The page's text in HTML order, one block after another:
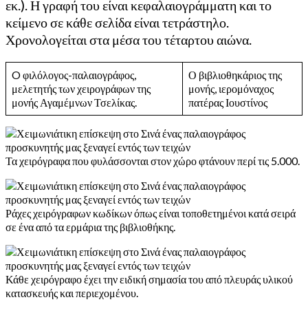
εκ.). Η γραφή του είναι κεφαλαιογράμματη και το
κείμενο σε κάθε σελίδα είναι τετράστηλο.
Χρονολογείται στα μέσα του τέταρτου αιώνα.
O φιλόλογος-παλαιογράφος,
μελετητής των χειρογράφων της
μονής Αγαμέμνων Τσελίκας.
Ο βιβλιοθηκάριος της
μονής, ιερομόναχος
πατέρας Ιουστίνος
Τα χειρόγραφα που φυλάσσονται στον χώρο φτάνουν περί τις 5.000.
Ράχες χειρόγραφων κωδίκων όπως είναι τοποθετημένοι κατά σειρά
σε ένα από τα ερμάρια της βιβλιοθήκης.
Κάθε χειρόγραφο έχει την ειδική σημασία του από πλευράς υλικού
κατασκευής και περιεχομένου.